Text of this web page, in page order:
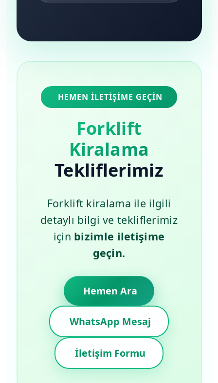
HEMEN İLETIŞIME GEÇIN
Forklift
Kiralama
Tekliflerimiz
Forklift kiralama ile ilgili
detaylı bilgi ve tekliflerimiz
için bizimle iletişime
geçin.
Hemen Ara
WhatsApp Mesaj
İletişim Formu